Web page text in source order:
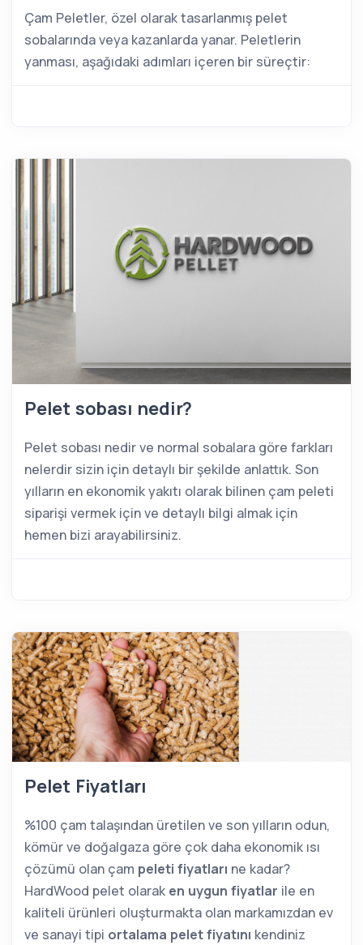
Çam Peletler, özel olarak tasarlanmış pelet
sobalarında veya kazanlarda yanar. Peletlerin
yanması, aşağıdaki adımları içeren bir süreçtir:
Pelet sobası nedir?
Pelet sobası nedir ve normal sobalara göre farkları
nelerdir sizin için detaylı bir şekilde anlattık. Son
yılların en ekonomik yakıtı olarak bilinen çam peleti
siparişi vermek için ve detaylı bilgi almak için
hemen bizi arayabilirsiniz.
Pelet Fiyatları
%100 çam talaşından üretilen ve son yılların odun,
kömür ve doğalgaza göre çok daha ekonomik ısı
çözümü olan çam peleti fiyatları ne kadar?
HardWood pelet olarak en uygun fiyatlar ile en
kaliteli ürünleri oluşturmakta olan markamızdan ev
ve sanayi tipi ortalama pelet fiyatını kendiniz